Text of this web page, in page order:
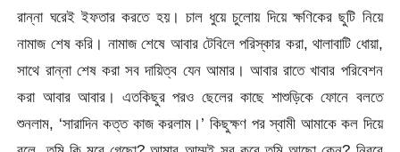
রান্না ঘরেই ইফতার করতে হয়। চাল ধুয়ে চুলোয় দিয়ে ক্ষণিকের ছুটি নিয়ে
নামাজ শেষ করি। নামাজ শেষে আবার টেবিলে পরিস্কার করা, থালাবাটি ধোয়া,
সাথে রান্না শেষ করা সব দায়িত্ব যেন আমার। আবার রাতে খাবার পরিবেশন
করা আবার আবার। এতকিছুর পরও ছেলের কাছে শাশুড়িকে ফোনে বলতে
শুনলাম, ‘সারাদিন কত্ত কাজ করলাম।’ কিছুক্ষণ পর স্বামী আমাকে কল দিয়ে